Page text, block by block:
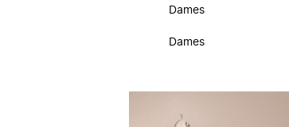
Dames
Dames